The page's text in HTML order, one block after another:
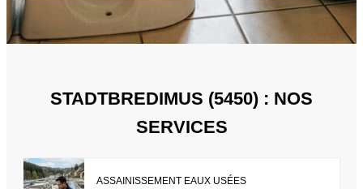
STADTBREDIMUS (5450) : NOS
SERVICES
ASSAINISSEMENT EAUX USÉES